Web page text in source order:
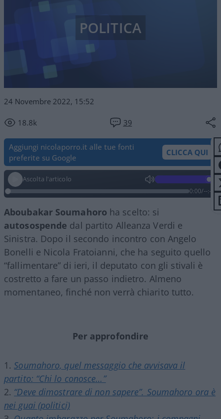
24 Novembre 2022, 15:52
18.8k 39
POLITICA
Aggiungi nicolaporro.it alle tue fonti
preferite su Google
CLICCA QUI
Ascolta l'articolo
0:00/--:--
Aboubakar Soumahoro ha scelto: si
autosospende dal partito Alleanza Verdi e
Sinistra. Dopo il secondo incontro con Angelo
Bonelli e Nicola Fratoianni, che ha seguito quello
“fallimentare” di ieri, il deputato con gli stivali è
costretto a fare un passo indietro. Almeno
momentaneo, finché non verrà chiarito tutto.
Per approfondire
Soumahoro, quel messaggio che avvisava il
partito: “Chi lo conosce…”
“Deve dimostrare di non sapere”. Soumahoro ora è
nei guai (politici)